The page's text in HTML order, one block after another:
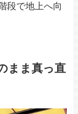
段で地上へ向
まま真っ直